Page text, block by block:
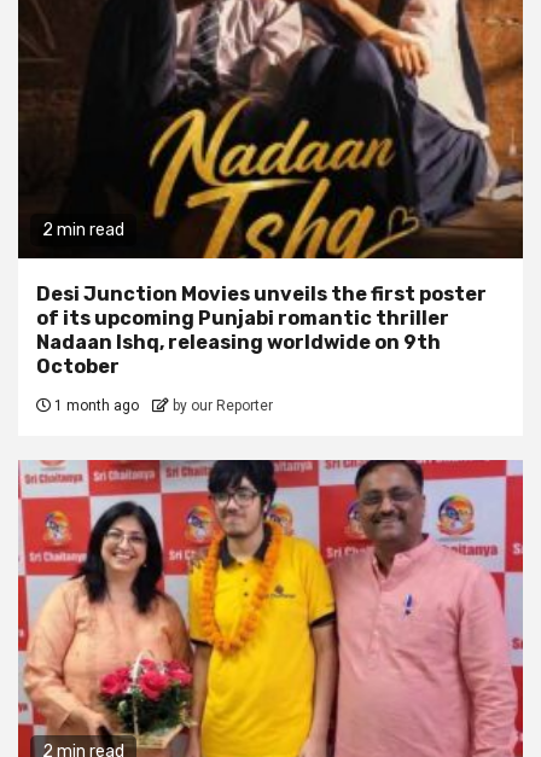
2 min read
Desi Junction Movies unveils the first poster
of its upcoming Punjabi romantic thriller
Nadaan Ishq, releasing worldwide on 9th
October
1 month ago by our Reporter
2 min read